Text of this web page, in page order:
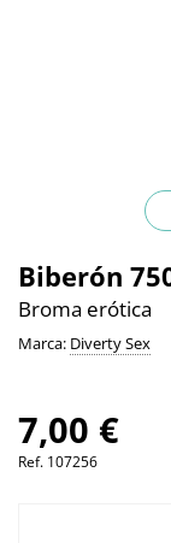
Biberón
Broma erótica
Marca: Diverty Sex
7,00 €
Ref. 107256